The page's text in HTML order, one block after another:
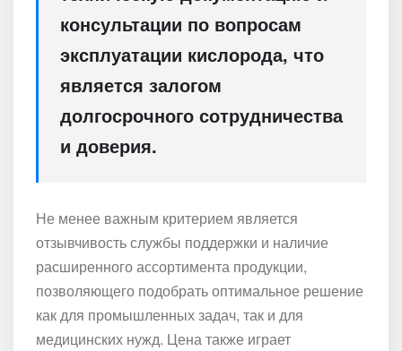
консультации по вопросам
эксплуатации кислорода, что
является залогом
долгосрочного сотрудничества
и доверия.
Не менее важным критерием является
отзывчивость службы поддержки и наличие
расширенного ассортимента продукции,
позволяющего подобрать оптимальное решение
как для промышленных задач, так и для
медицинских нужд. Цена также играет